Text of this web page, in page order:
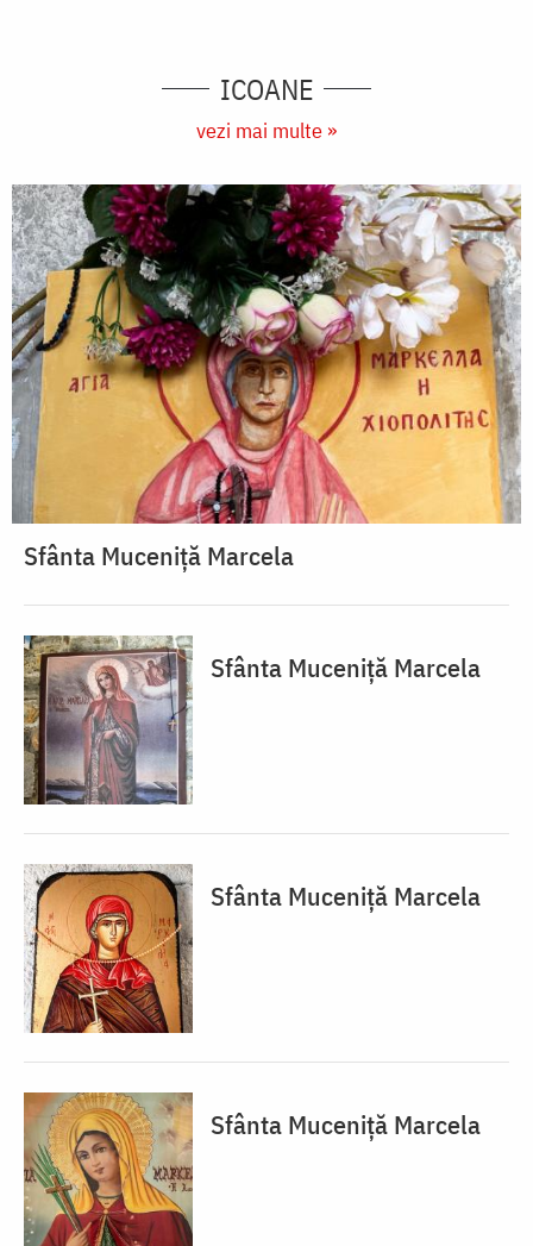
ICOANE
vezi mai multe »
Sfânta Muceniță Marcela
Sfânta Muceniță Marcela
Sfânta Muceniță Marcela
Sfânta Muceniță Marcela